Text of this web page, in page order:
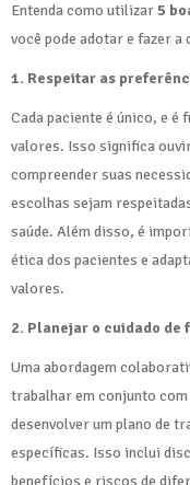
Entenda como utilizar5
você pode adotar e fazer
1. Respeitar as
Cada paciente é único, e
valores. Isso significa
compreender suas
escolhas sejam
saúde. Além disso, é
ética dos pacientes e
valores.
2. Planejar o cuidado
Uma abordagem
trabalhar em conjunto
desenvolver um plano de
específicas. Isso inclui